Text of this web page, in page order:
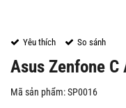
Yêu thích So sánh
Asus Zenfone C
Mã sản phẩm: SP0016